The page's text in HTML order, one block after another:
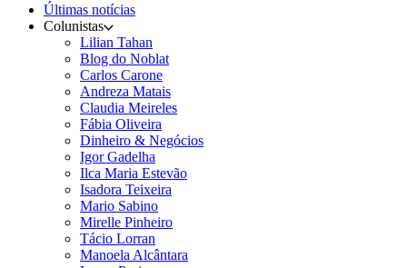
Últimas notícias
Colunistas
Lilian Tahan
Blog do Noblat
Carlos Carone
Andreza Matais
Claudia Meireles
Fábia Oliveira
Dinheiro & Negócios
Igor Gadelha
Ilca Maria Estevão
Isadora Teixeira
Mario Sabino
Mirelle Pinheiro
Tácio Lorran
Manoela Alcântara